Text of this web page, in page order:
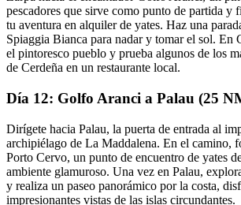
pescadores que sirve como punto de partida y
tu aventura en alquiler de yates. Haz una
Spiaggia Bianca para nadar y tomar el sol.
el pintoresco pueblo y prueba algunos de los
de Cerdeña en un restaurante local.
Día 12: Golfo Aranci a Palau (25
Dirígete hacia Palau, la puerta de entrada al
archipiélago de La Maddalena. En el camino,
Porto Cervo, un punto de encuentro de yates
ambiente glamuroso. Una vez en Palau,
y realiza un paseo panorámico por la costa,
impresionantes vistas de las islas circundantes.